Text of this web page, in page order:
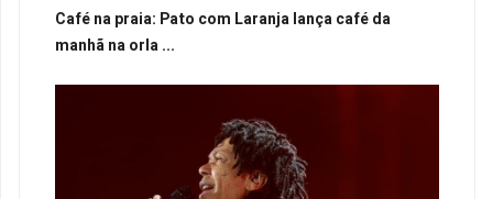
Café na praia: Pato com Laranja lança café da
manhã na orla ...